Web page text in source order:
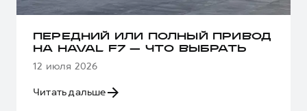
ПЕРЕДНИЙ ИЛИ ПОЛНЫЙ ПРИВОД
НА HAVAL F7 — ЧТО ВЫБРАТЬ
12 июля 2026
Читать дальше